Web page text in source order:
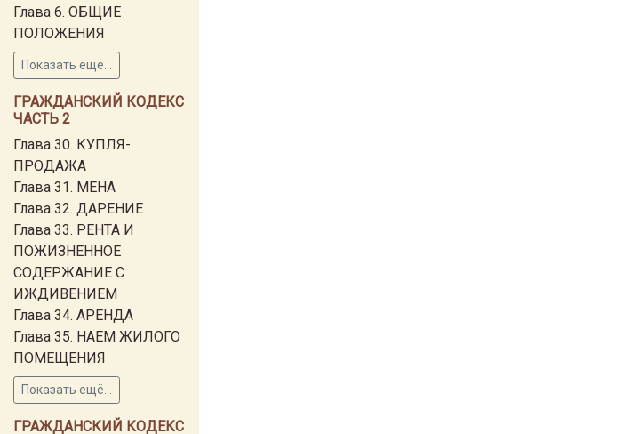
Глава 6. ОБЩИЕ
ПОЛОЖЕНИЯ
Показать ещё...
ГРАЖДАНСКИЙ КОДЕКС
ЧАСТЬ 2
Глава 30. КУПЛЯ-
ПРОДАЖА
Глава 31. МЕНА
Глава 32. ДАРЕНИЕ
Глава 33. РЕНТА И
ПОЖИЗНЕННОЕ
СОДЕРЖАНИЕ С
ИЖДИВЕНИЕМ
Глава 34. АРЕНДА
Глава 35. НАЕМ ЖИЛОГО
ПОМЕЩЕНИЯ
Показать ещё...
ГРАЖДАНСКИЙ КОДЕКС